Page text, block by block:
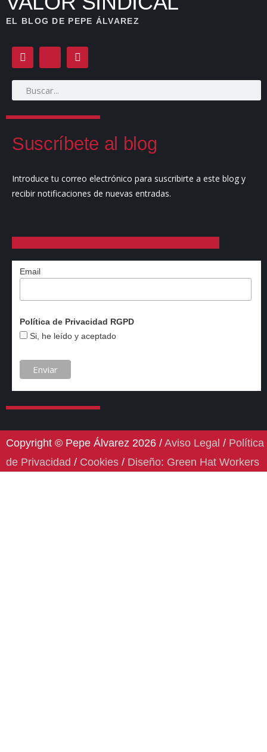
EL BLOG DE PEPE ÁLVAREZ
Suscríbete al blog
Introduce tu correo electrónico para suscribirte a este blog y
recibir notificaciones de nuevas entradas.
Email
Política de Privacidad RGPD
Si, he leído y aceptado
Copyright © Pepe Álvarez 2026 / Aviso Legal / Política
de Privacidad / Cookies / Diseño: Green Hat Workers